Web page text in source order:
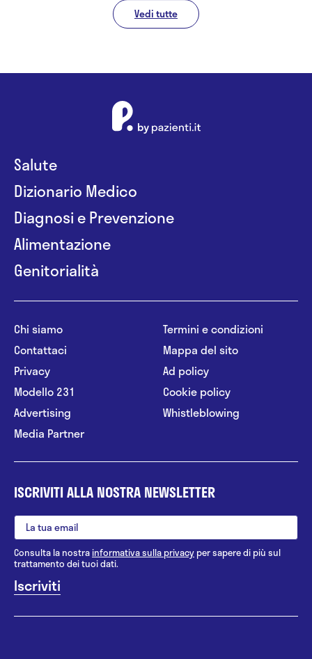
Vedi tutte
Salute
Dizionario Medico
Diagnosi e Prevenzione
Alimentazione
Genitorialità
Chi siamo
Contattaci
Privacy
Modello 231
Advertising
Media Partner
Termini e condizioni
Mappa del sito
Ad policy
Cookie policy
Whistleblowing
ISCRIVITI ALLA NOSTRA NEWSLETTER
Consulta la nostrainformativa sulla privacy per sapere di più sul
trattamento dei tuoi dati.